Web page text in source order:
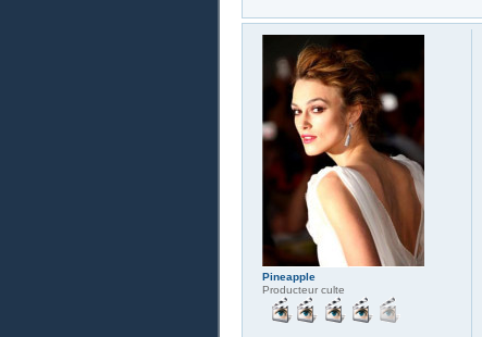
Pineapple
Producteur culte